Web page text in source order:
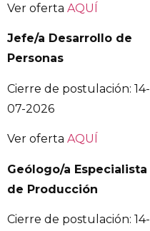
Ver oferta AQUÍ
Jefe/a Desarrollo de
Personas
Cierre de postulación: 14-
07-2026
Ver oferta AQUÍ
Geólogo/a Especialista
de Producción
Cierre de postulación: 14-